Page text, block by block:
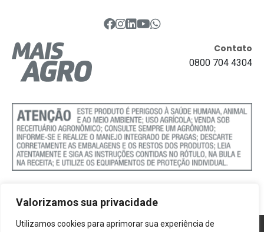
Valorizamos sua privacidade
Utilizamos cookies para aprimorar sua experiência de
Contato
0800 704 4304